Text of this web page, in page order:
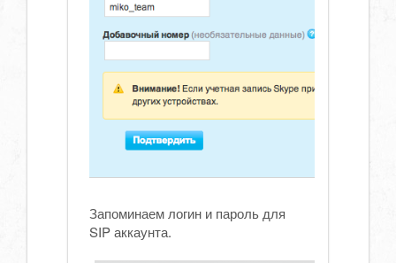
Запоминаем логин и пароль для
SIP аккаунта.